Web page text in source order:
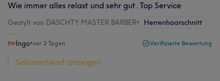
Wie immer alles relaxt und sehr gut. Top Service
Gestylt von DASCHTY MASTER BARBER• Herrenhaarschnitt
Ingo•vor 3 Tagen Verifizierte Bewertung
Salonantwort anzeigen